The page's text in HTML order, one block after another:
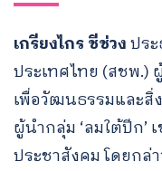
เกรียงไกร ชีช่วงปร
ประเทศไทย (สชพ.)
เพื่อวัฒนธรรมและสิ่
ผู้นำกลุ่ม ‘ลมใต้ปีก’
ประชาสังคม โดยกล่า